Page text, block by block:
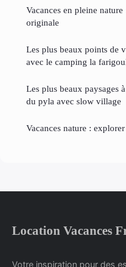
Vacances en pleine
originale
Les plus beaux points de
avec le camping la
Les plus beaux paysages
du pyla avec slow village
Vacances nature :
Location Vacances
Votre inspiration pour des